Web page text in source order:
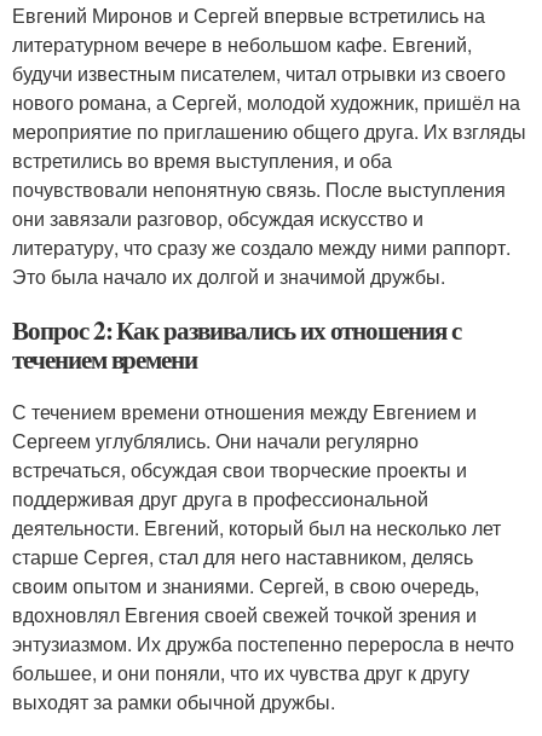
Евгений Миронов и Сергей впервые встретились на
литературном вечере в небольшом кафе. Евгений,
будучи известным писателем, читал отрывки из своего
нового романа, а Сергей, молодой художник, пришёл на
мероприятие по приглашению общего друга. Их взгляды
встретились во время выступления, и оба
почувствовали непонятную связь. После выступления
они завязали разговор, обсуждая искусство и
литературу, что сразу же создало между ними раппорт.
Это была начало их долгой и значимой дружбы.
Вопрос 2: Как развивались их отношения с
течением времени
С течением времени отношения между Евгением и
Сергеем углублялись. Они начали регулярно
встречаться, обсуждая свои творческие проекты и
поддерживая друг друга в профессиональной
деятельности. Евгений, который был на несколько лет
старше Сергея, стал для него наставником, делясь
своим опытом и знаниями. Сергей, в свою очередь,
вдохновлял Евгения своей свежей точкой зрения и
энтузиазмом. Их дружба постепенно переросла в нечто
большее, и они поняли, что их чувства друг к другу
выходят за рамки обычной дружбы.